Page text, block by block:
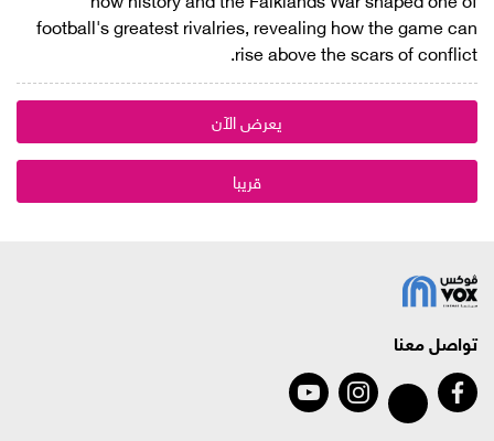
football's greatest rivalries, revealing how the game can
rise above the scars of conflict.
يعرض الآن
قريبا
تواصل معنا